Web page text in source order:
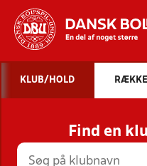
STILLINGER,
KLUB/HOLD RÆKKE
Find en